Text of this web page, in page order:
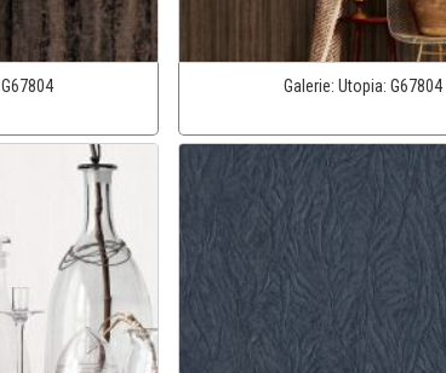
G67804 Galerie: Utopia: G67804